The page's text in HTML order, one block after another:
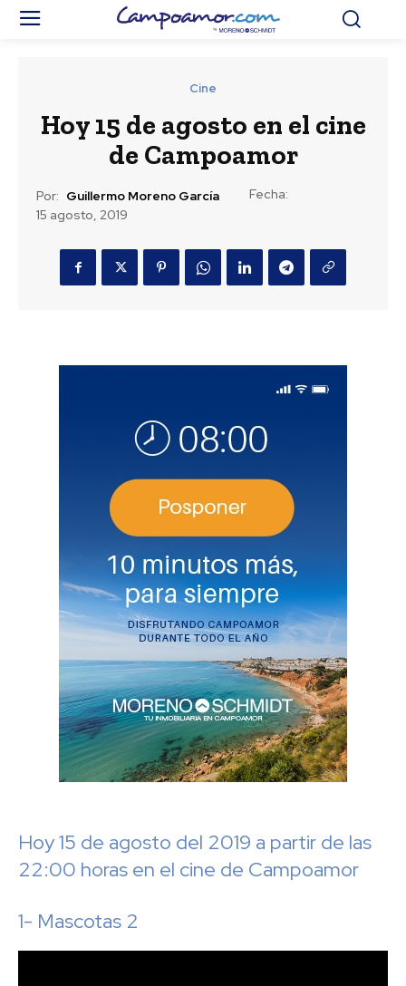
Cine
Hoy 15 de agosto en el cine
de Campoamor
Por: Guillermo Moreno García
Fecha:
15 agosto, 2019
Hoy 15 de agosto del 2019 a partir de las
22:00 horas en el cine de Campoamor
1- Mascotas 2